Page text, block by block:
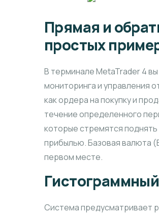
Прямая и
простых
В терминале MetaTrader 4
мониторинга и управления
как ордера на покупку и
течение определенного
которые стремятся
прибылью. Базовая валюта
первом месте.
Система предусматривает